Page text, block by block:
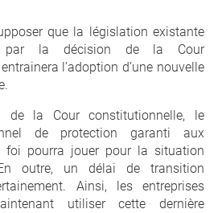
que la législation existante
par la décision de la Cour
l’adoption d’une nouvelle
de la Cour constitutionnelle, le
de protection garanti aux
foi pourra jouer pour la situation
outre, un délai de transition
Ainsi, les entreprises
utiliser cette dernière